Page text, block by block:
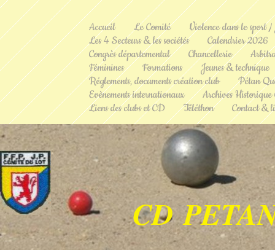
Accueil Le Comité
Violence dans le sport
Les 4 Secteurs & les sociétés
Calendrier 2026
Congrès départemental
Chancellerie
Féminines
Formations
Jeunes & technique
Réglements, documents création club
Pétan
Evènements internationaux
Archives
Liens des clubs et CD
Téléthon Contact &
CD